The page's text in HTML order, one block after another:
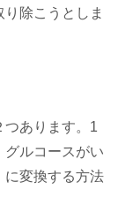
除こうとしま
つあります。1
グルコースがい
に変換する方法